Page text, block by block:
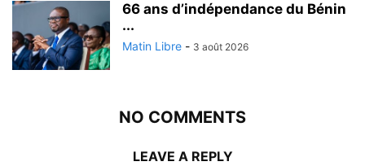
66 ans d’indépendance du Bénin
...
Matin Libre - 3 août 2026
NO COMMENTS
LEAVE A REPLY